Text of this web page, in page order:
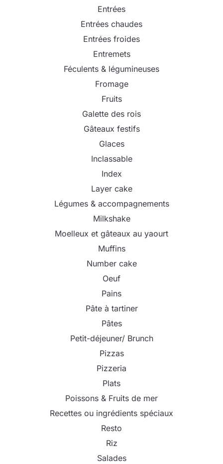
Entrées
Entrées chaudes
Entrées froides
Entremets
Féculents & légumineuses
Fromage
Fruits
Galette des rois
Gâteaux festifs
Glaces
Inclassable
Index
Layer cake
Légumes & accompagnements
Milkshake
Moelleux et gâteaux au yaourt
Muffins
Number cake
Oeuf
Pains
Pâte à tartiner
Pâtes
Petit-déjeuner/ Brunch
Pizzas
Pizzeria
Plats
Poissons & Fruits de mer
Recettes ou ingrédients spéciaux
Resto
Riz
Salades